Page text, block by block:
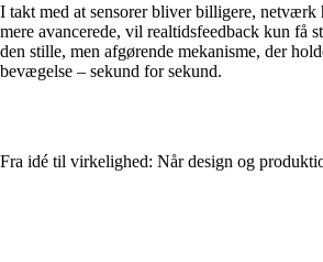
I takt med at sensorer bliver billigere, netværk
mere avancerede, vil realtidsfeedback kun få
den stille, men afgørende mekanisme, der
bevægelse – sekund for sekund.
Fra idé til virkelighed: Når design og